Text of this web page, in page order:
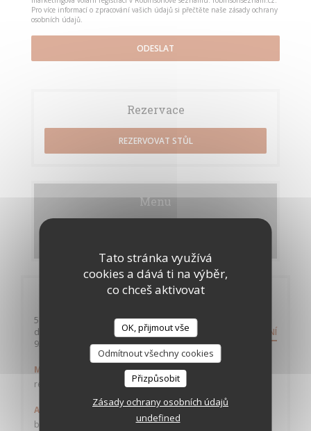
Tato stránka využívá
cookies a dává ti na výběr,
co chceš aktivovat
OK, přijmout vše
Odmítnout všechny cookies
Přizpůsobit
Zásady ochrany osobních údajů
undefined
Pro více informací o zpracování vašich údajů si přečtěte naše zásady ochrany
osobních údajů.
Rezervace
REZERVOVAT STŮL
Menu
Obecné informace
58 Allée Auguste Geneviève - Cuisine Mode
d'Emploi(s)
93390 CLICHY SOUS BOIS((otevře se v novém okně))
NASMĚROVÁNÍ
Metro
rer B Sevran-Livry ou rer E gare de Gagny
Autobus
bus 623 arrêt Parc des Sports